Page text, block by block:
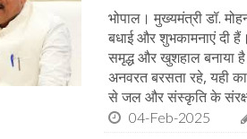
भोपाल। मुख्यमंत्री डॉ.
बधाई और शुभकामनाएं दी
समृद्ध और खुशहाल बनाया
अनवरत बरसता रहे, यही
से जल और संस्कृति के
04-Feb-2025